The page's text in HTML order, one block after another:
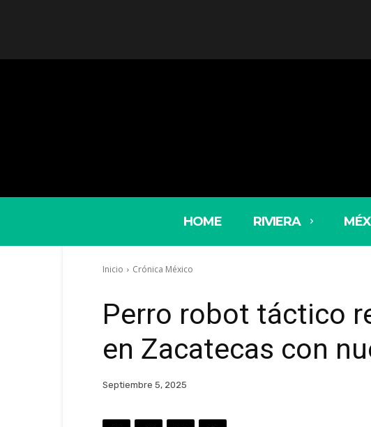
HOME RIVIERA
Inicio Crónica México
Perro robot táctico
en Zacatecas con
Septiembre 5, 2025